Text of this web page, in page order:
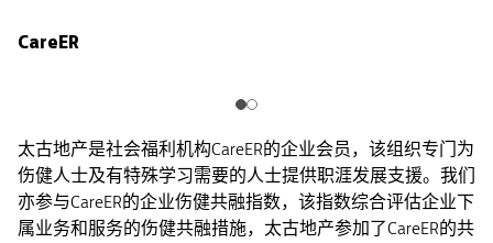
CareER
太古地产是社会福利机构CareER的企业会员，该组织专门为
伤健人士及有特殊学习需要的人士提供职涯发展支援。我们
亦参与CareER的企业伤健共融指数，该指数综合评估企业下
属业务和服务的伤健共融措施，太古地产参加了CareER的共